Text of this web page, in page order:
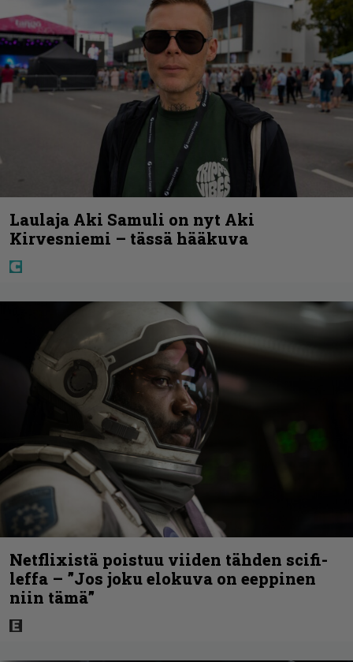
Laulaja Aki Samuli on nyt Aki
Kirvesniemi – tässä hääkuva
Netflixistä poistuu viiden tähden scifi-
leffa – ”Jos joku elokuva on eeppinen
niin tämä”